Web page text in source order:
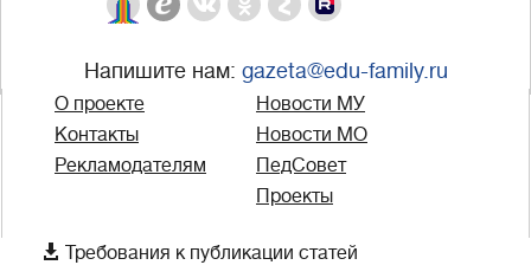
Напишите нам: gazeta@edu-family.ru
О проекте
Контакты
Рекламодателям
Новости МУ
Новости МО
ПедСовет
Проекты
 Требования к публикации статей